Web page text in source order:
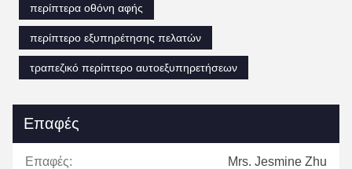
περίπτερα οθόνη αφής
περίπτερο εξυπηρέτησης πελατών
τραπεζικό περίπτερο αυτοεξυπηρετήσεων
Επαφές
Επαφές: Mrs. Jesmine Zhu